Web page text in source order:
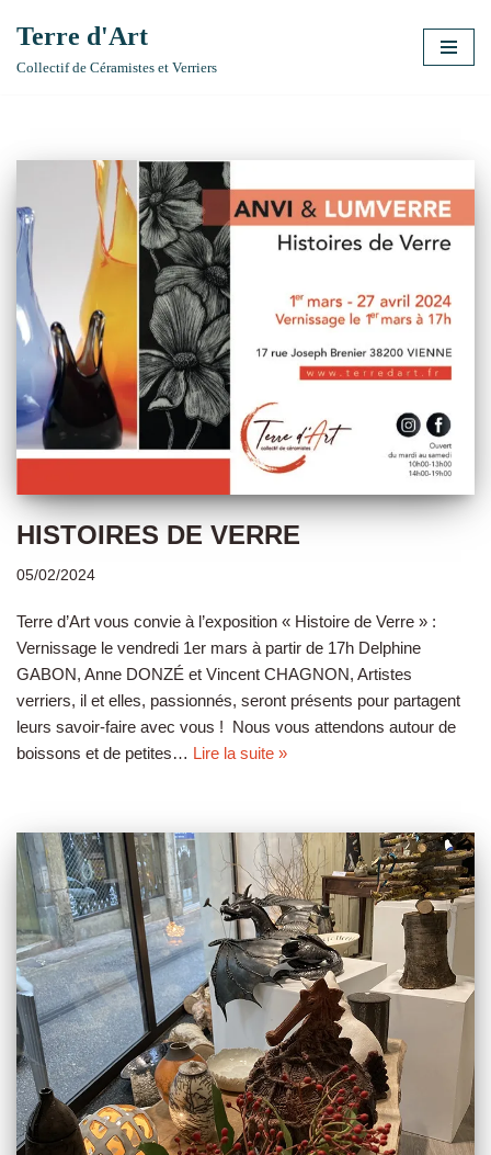
Aller
Terre d'Art
Collectif de Céramistes et Verriers
HISTOIRES DE VERRE
05/02/2024
Terre d’Art vous convie à l’exposition « Histoire de Verre » :
Vernissage le vendredi 1er mars à partir de 17h Delphine
GABON, Anne DONZÉ et Vincent CHAGNON, Artistes
verriers, il et elles, passionnés, seront présents pour partagent
leurs savoir-faire avec vous ! Nous vous attendons autour de
boissons et de petites… Lire la suite »